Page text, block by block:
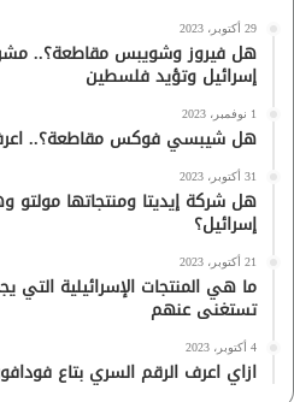
29 أكتوبر، 2023
هل فيروز وشويبس مقاطعة؟..
إسرائيل وتؤيد فلسطين
1 نوفمبر، 2023
هل شيبسي فوكس مقاطعة؟..
31 أكتوبر، 2023
هل شركة إيديتا ومنتجاتها
إسرائيل؟
21 أكتوبر، 2023
تستغنى عنهم
4 أكتوبر، 2023
ازاي اعرف الرقم السري بتاع